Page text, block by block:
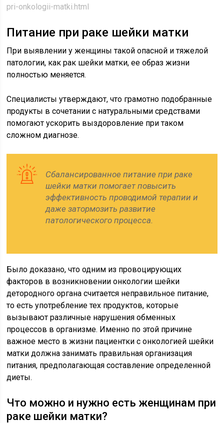
pri-onkologii-matki.html
Питание при раке шейки матки
При выявлении у женщины такой опасной и тяжелой
патологии, как рак шейки матки, ее образ жизни
полностью меняется.
Специалисты утверждают, что грамотно подобранные
продукты в сочетании с натуральными средствами
помогают ускорить выздоровление при таком
сложном диагнозе.
Сбалансированное питание при раке
шейки матки помогает повысить
эффективность проводимой терапии и
даже затормозить развитие
патологического процесса.
Было доказано, что одним из провоцирующих
факторов в возникновении онкологии шейки
детородного органа считается неправильное питание,
то есть употребление тех продуктов, которые
вызывают различные нарушения обменных
процессов в организме. Именно по этой причине
важное место в жизни пациентки с онкологией шейки
матки должна занимать правильная организация
питания, предполагающая составление определенной
диеты.
Что можно и нужно есть женщинам при
раке шейки матки?